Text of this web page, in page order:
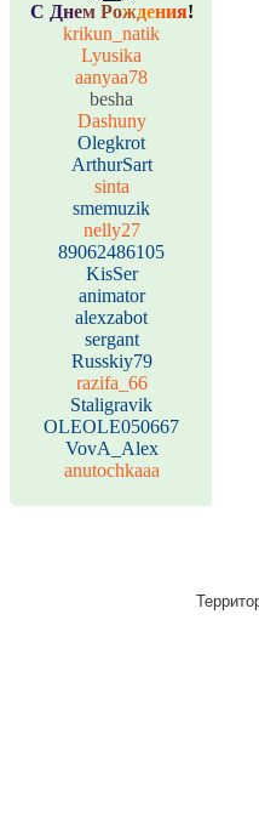
С Днем Рождения!
krikun_natik
Lyusika
aanyaa78
besha
Dashuny
Olegkrot
ArthurSart
sinta
smemuzik
nelly27
89062486105
KisSer
animator
alexzabot
sergant
Russkiy79
razifa_66
Staligravik
OLEOLE050667
VovA_Alex
anutochkaaa